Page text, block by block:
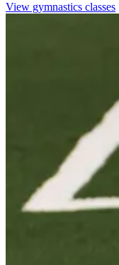
View gymnastics classes​​​​‌ ‍ ​‍​‍‌‍ ‌ ​‍‌‍‍‌‌‍‌ ‌‍‍‌‌‍ ‍​‍​‍​ ‍‍​‍​‍‌ ​ ‌‍​‌‌‍ ‍‌‍‍‌‌ ‌​‌ ‍‌​‍ ‍‌‍‍‌‌‍ ​‍​‍​‍ ​​‍​‍‌‍‍​‌ ​‍‌‍‌‌‌‍‌‍​‍​‍​ ‍‍​‍​‍‌‍‍​‌ ‌​‌ ‌​‌ ​​‌ ​ ​ ‍‍​‍ ​‍ ‌‍​ ‌‍‍​‌‍‌‌‌‍ ​‌ ​ ‌‍‌‌‌‍​‌‌ ​​‌‍‍‌‌‍‌‌‌ ​‍‌ ​ ​‍ ‍‌ ​ ‌‍​‌‌‍ ‍‌‍‍‌‌ ‌​‌ ‍‌​‍ ‍‌ ​ ‌ ‌​‌ ‌‌‌‍‌​‌‍‍‌‌‍ ​‍ ‌‍‍‌‌‍ ‍‌ ‌​‌‍‌‌‌‍ ‍‌ ‌​​‍ ‌‍‌‌‌‍‌​‌‍‍‌‌ ‌​​‍ ‌‍ ‌‌‍ ‌‍‌​‌‍‌‌​ ‌‌ ​​‌ ​‍‌‍‌‌‌ ​ ‌‍‌‌‌‍ ‍‌ ‌​‌‍​‌‌ ‌​‌‍‍‌‌‍ ‌‍ ‍​ ‍ ‌‍‍‌‌‍‌​​ ‌​ ‍‌​ ‍‌​ ​​​ ‍‌‌‍‌‌​ ‌‌‌‍‌​​ ‌‌​‍ ‌‌‍‌‍​ ​‍‌‍​‌​ ‍‌​‍ ‌​ ‌​​ ‍​‌‍‌‍‌‍​ ​‍ ‌‌‍​‌​ ‌ ​ ‍​​ ‌‌​‍ ‌‌‍​‍​ ‌‌‌‍‌​​ ‌ ​ ‌ ​ ​‍​ ‌‌​ ‌‍​ ‍​​ ​‌​ ​‌‌‍​‍​ ‍ ‌ ‌​‌ ‍‌‌ ​​‌‍‌‌​ ‌‌ ‌‍‌‍‌‌‌‍ ‍‌ ‌‌‌‍‌‌‌‌​ ‌‍ ​‌ ‌‌‌‍‌ ‌‌​​‌‍​‌‌‍‌ ‌‍‌‌​ ‍ ‌ ​​‌‍​‌‌ ‌​‌‍‍​​ ‌‌ ​​‌‍​‌‌‍‌ ‌‍‌‌‌​​‍‌ ‌‌‌‍‍‌‌‍ ​‌‍‌​‌‍‌‌‌ ​‍​‍‌‌​ ‌‌‌​​‍‌‌ ‌‍‍ ‌‍‌‌‌ ‍‌​‍‌‌​ ​ ‌​‌​​‍‌‌​ ​ ‌​‌​​‍‌‌​ ​‍​ ​‍​ ​​​ ‌‌‌‍​ ​ ‍‌​ ‌ ​ ​​​ ‍‌​ ‌ ​ ‌‍​ ​‍​ ​‍​ ​‌​‍‌‌​ ​‍​ ​‍​‍‌‌​ ‌‌‌​‌​​‍ ‍‌ ‌​‌‍​‌‌‍​‍‌ ​ ​‍‌‌​ ‌‌‌​​‍‌‌ ‌‍‍ ‌‍‌‌‌ ‍‌​‍‌‌​ ​ ‌​‌​​‍‌‌​ ​ ‌​‌​​‍‌‌​ ​‍​ ​‍‌‍‌‌‌‍‌​​ ‌‍‌‍‌​​ ​​​ ​‌​ ‌‌​ ​‍‌‍​‍​ ‌ ‌‍‌‌​ ​‌​‍‌‌​ ​‍​ ​‍​‍‌‌​ ‌‌‌​‌​​‍ ‍‌‍​ ‌‍ ‌‍ ‍‌ ‌​‌‍‌‌‌‍ ‍‌ ‌​​‍‌‌​ ‌‌‌​​‍‌‌ ‌‍‍ ‌‍‌‌‌ ‍‌​‍‌‌​ ​ ‌​‌​​‍‌‌​ ​ ‌​‌​​‍‌‌​ ​‍​ ​‍​ ‌​‌‍‌‍​ ‌‌‌‍​ ​ ​​​ ​‌‌‍​‌​ ​‍‌‍‌‍​ ‍​‌‍​‍‌‍‌​​‍‌‌​ ​‍​ ​‍​‍‌‌​ ‌‌‌​‌​​‍ ‍‌‍​‍‌ ‌‌‌ ‌​‌ ‌​‌‍ ‌‍ ‍‌ ​ ​‍‌‌​ ‌‌‌​​‍‌‌ ‌‍‍ ‌‍‌‌‌ ‍‌​‍‌‌​ ​ ‌​‌​​‍‌‌​ ​ ‌​‌​​‍‌‌​ ​‍​ ​‍‌‍‌​‌‍‌‍‌‍‌‌​ ‍​​ ​​​ ​‌​ ‌ ‌‍‌‍‌‍​ ​ ​‌‌‍‌​​ ​​​‍‌‌​ ​‍​ ​‍​‍‌‌​ ‌‌‌​‌​​‍ ‍‌ ‌​‌‍‌‌‌ ‍​‌ ‌​​ ‌‍​‍‌‍​‌‌ ​ ‌‍‌‌‌‌‌‌‌ ​‍‌‍ ​​ ‌‌‍‍​‌ ‌​‌ ‌​‌ ​​‌ ​ ​‍‌‌​ ​ ‌​​‌​‍‌‌​ ​‍‌​‌‍​‍‌‌​ ​‍‌​‌‍‌‍​ ‌‍‍​‌‍‌‌‌‍ ​‌ ​ ‌‍‌‌‌‍​‌‌ ​​‌‍‍‌‌‍‌‌‌ ​‍‌ ​ ​‍ ‍‌ ​ ‌‍​‌‌‍ ‍‌‍‍‌‌ ‌​‌ ‍‌​‍ ‍‌ ​ ‌ ‌​‌ ‌‌‌‍‌​‌‍‍‌‌‍ ​‍‌‍‌‍‍‌‌‍‌​​ ‌​ ‍‌​ ‍‌​ ​​​ ‍‌‌‍‌‌​ ‌‌‌‍‌​​ ‌‌​‍ ‌‌‍‌‍​ ​‍‌‍​‌​ ‍‌​‍ ‌​ ‌​​ ‍​‌‍‌‍‌‍​ ​‍ ‌‌‍​‌​ ‌ ​ ‍​​ ‌‌​‍ ‌‌‍​‍​ ‌‌‌‍‌​​ ‌ ​ ‌ ​ ​‍​ ‌‌​ ‌‍​ ‍​​ ​‌​ ​‌‌‍​‍​‍‌‍‌ ‌​‌ ‍‌‌ ​​‌‍‌‌​ ‌‌ ‌‍‌‍‌‌‌‍ ‍‌ ‌‌‌‍‌‌‌‌​ ‌‍ ​‌ ‌‌‌‍‌ ‌‌​​‌‍​‌‌‍‌ ‌‍‌‌​‍‌‍‌ ​​‌‍​‌‌ ‌​‌‍‍​​ ‌‌ ​​‌‍​‌‌‍‌ ‌‍‌‌‌​​‍‌ ‌‌‌‍‍‌‌‍ ​‌‍‌​‌‍‌‌‌ ​‍​‍‌‌​ ‌‌‌​​‍‌‌ ‌‍‍ ‌‍‌‌‌ ‍‌​‍‌‌​ ​ ‌​‌​​‍‌‌​ ​ ‌​‌​​‍‌‌​ ​‍​ ​‍​ ​​​ ‌‌‌‍​ ​ ‍‌​ ‌ ​ ​​​ ‍‌​ ‌ ​ ‌‍​ ​‍​ ​‍​ ​‌​‍‌‌​ ​‍​ ​‍​‍‌‌​ ‌‌‌​‌​​‍ ‍‌ ‌​‌‍​‌‌‍​‍‌ ​ ​‍‌‌​ ‌‌‌​​‍‌‌ ‌‍‍ ‌‍‌‌‌ ‍‌​‍‌‌​ ​ ‌​‌​​‍‌‌​ ​ ‌​‌​​‍‌‌​ ​‍​ ​‍‌‍‌‌‌‍‌​​ ‌‍‌‍‌​​ ​​​ ​‌​ ‌‌​ ​‍‌‍​‍​ ‌ ‌‍‌‌​ ​‌​‍‌‌​ ​‍​ ​‍​‍‌‌​ ‌‌‌​‌​​‍ ‍‌‍​ ‌‍ ‌‍ ‍‌ ‌​‌‍‌‌‌‍ ‍‌ ‌​​‍‌‌​ ‌‌‌​​‍‌‌ ‌‍‍ ‌‍‌‌‌ ‍‌​‍‌‌​ ​ ‌​‌​​‍‌‌​ ​ ‌​‌​​‍‌‌​ ​‍​ ​‍​ ‌​‌‍‌‍​ ‌‌‌‍​ ​ ​​​ ​‌‌‍​‌​ ​‍‌‍‌‍​ ‍​‌‍​‍‌‍‌​​‍‌‌​ ​‍​ ​‍​‍‌‌​ ‌‌‌​‌​​‍ ‍‌‍​‍‌ ‌‌‌ ‌​‌ ‌​‌‍ ‌‍ ‍‌ ​ ​‍‌‌​ ‌‌‌​​‍‌‌ ‌‍‍ ‌‍‌‌‌ ‍‌​‍‌‌​ ​ ‌​‌​​‍‌‌​ ​ ‌​‌​​‍‌‌​ ​‍​ ​‍‌‍‌​‌‍‌‍‌‍‌‌​ ‍​​ ​​​ ​‌​ ‌ ‌‍‌‍‌‍​ ​ ​‌‌‍‌​​ ​​​‍‌‌​ ​‍​ ​‍​‍‌‌​ ‌‌‌​‌​​‍ ‍‌ ‌​‌‍‌‌‌ ‍​‌ ‌​​‍‌‍‌ ​​‌‍‌‌‌ ​‍‌ ​ ‌ ​​‌‍‌‌‌‍​ ‌ ‌​‌‍‍‌‌ ‌‍‌‍‌‌​ ‌‌ ​​‌ ‌‌‌‍​‍‌‍ ​‌‍‍‌‌ ​ ‌‍‍​‌‍‌‌‌‍‌​​‍​‍‌ ‌